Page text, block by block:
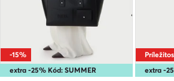
extra -25% Kód: SUMMER
-15%
extra -